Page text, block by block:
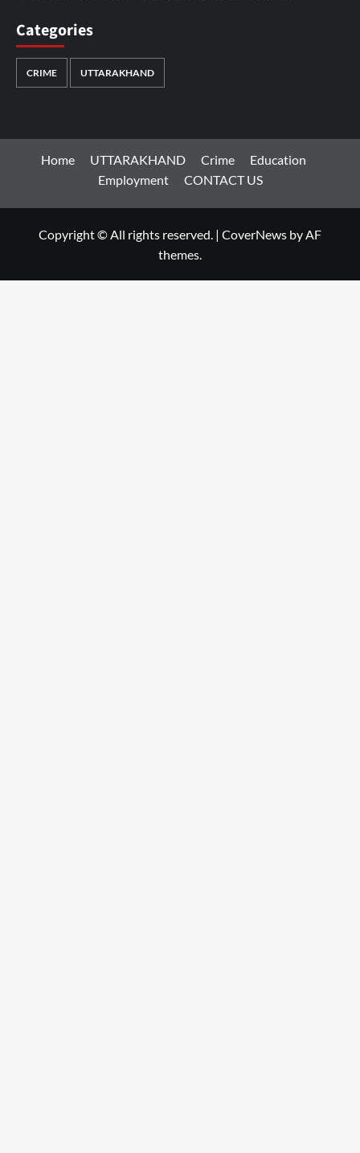
Categories
CRIME UTTARAKHAND
Home UTTARAKHAND Crime
Education
Employment
CONTACT US
Copyright © All rights reserved. | CoverNews by AF
themes.